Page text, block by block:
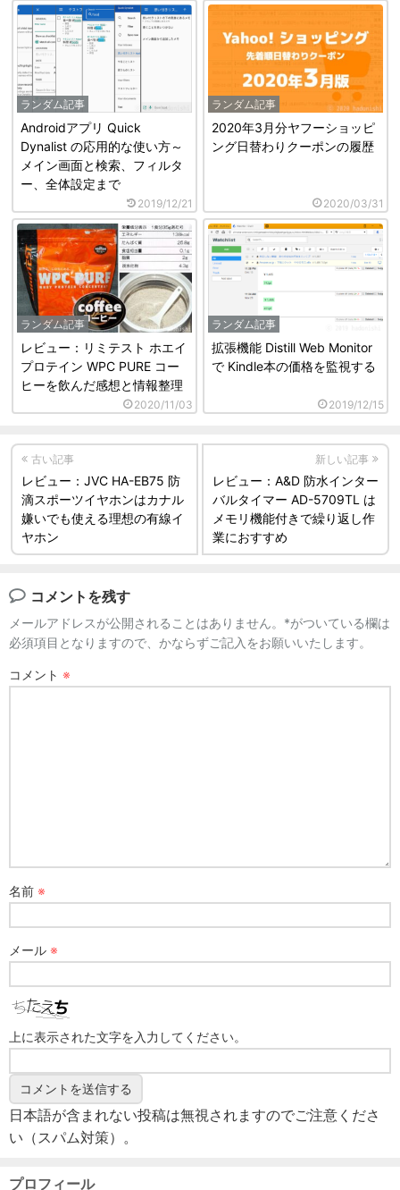
ランダム記事
Androidアプリ Quick
Dynalist の応用的な使い方～
メイン画面と検索、フィルタ
ー、全体設定まで
2019/12/21
ランダム記事
2020年3月分ヤフーショッピ
ング日替わりクーポンの履歴
2020/03/31
ランダム記事
レビュー：リミテスト ホエイ
プロテイン WPC PURE コー
ヒーを飲んだ感想と情報整理
2020/11/03
ランダム記事
拡張機能 Distill Web Monitor
で Kindle本の価格を監視する
2019/12/15
古い記事
レビュー：JVC HA-EB75 防
滴スポーツイヤホンはカナル
嫌いでも使える理想の有線イ
ヤホン
新しい記事
レビュー：A&D 防水インター
バルタイマー AD-5709TL は
メモリ機能付きで繰り返し作
業におすすめ
コメントを残す
メールアドレスが公開されることはありません。*がついている欄は
必須項目となりますので、かならずご記入をお願いいたします。
コメント ※
名前 ※
メール ※
上に表示された文字を入力してください。
日本語が含まれない投稿は無視されますのでご注意くださ
い（スパム対策）。
プロフィール